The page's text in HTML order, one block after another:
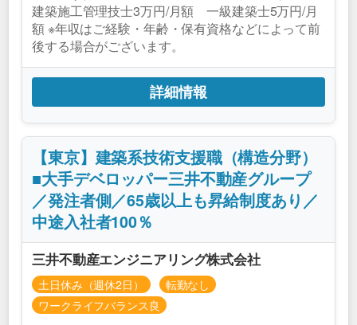
建築施工管理技士3万円/月額 一級建築士5万円/月
額 ※年収はご経験・年齢・保有資格などによって前
後する場合がございます。
詳細情報
【東京】建築系技術支援職（構造分野）
■大手デベロッパー三井不動産グループ
／発注者側／65歳以上も昇給制度あり／
中途入社者100％
三井不動産エンジニアリング株式会社
土日休み（週休2日）
転勤なし
ワークライフバランス良